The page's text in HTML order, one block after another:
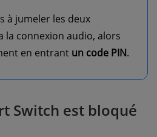
à jumeler les deux
la connexion audio, alors
en entrant un code PIN.
Switch est bloqué